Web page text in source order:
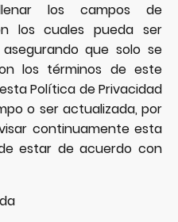
los campos de
los cuales pueda ser
que solo se
los términos de este
Política de Privacidad
o ser actualizada, por
continuamente esta
estar de acuerdo con